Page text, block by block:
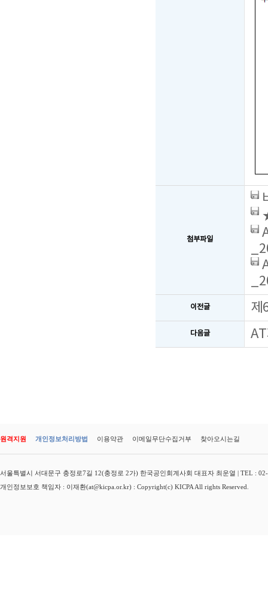
첨부파일
이전글 제
다음글
원격지원 개인정보처리방법 이용약관 이메일무단수집거부 찾아오시는길
서울특별시 서대문구 충정로7길 12(충정로 2가) 한국공인회계사회 대표자 최운열 | TEL :
개인정보보호 책임자 : 이재환(at@kicpa.or.kr) : Copyright(c) KICPA All rights Reserved.